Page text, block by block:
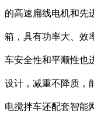
的高速扁线电机和先
箱，具有功率大、效
车安全性和平顺性也
设计，减重不降质，
电搅拌车还配套智能